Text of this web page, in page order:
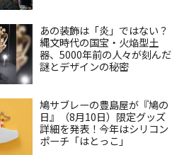
あの装飾は「炎」ではない？
縄文時代の国宝・火焔型土
器、5000年前の人々が刻んだ
謎とデザインの秘密
鳩サブレーの豊島屋が『鳩の
日』（8月10日）限定グッズ
詳細を発表！今年はシリコン
ポーチ「はとっこ」